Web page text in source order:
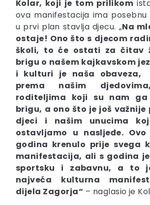
Kolar, koji je tom prilikom
ova manifestacija ima
u prvi plan stavlja djecu. „Na
ostaje! Ono što s djecom
školi, to će ostati za čitav
brigu o našem kajkavskom
i kulturi je naša obaveza,
prema našim
roditeljima koji su nam
brigu, a ono što je još važnije
djeci i našim unucima
ostavljamo u nasljeđe.
godina krenulo prije svega
manifestacija, ali s godina
sportsku i zabavnu, a to
najveća kulturna
dijela Zagorja“ – naglasio je